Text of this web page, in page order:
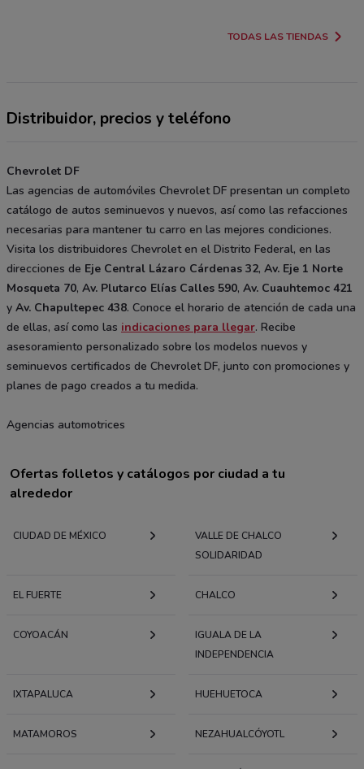
TODAS LAS TIENDAS
Distribuidor, precios y teléfono
Chevrolet DF
Las agencias de automóviles Chevrolet DF presentan un completo
catálogo de autos seminuevos y nuevos, así como las refacciones
necesarias para mantener tu carro en las mejores condiciones.
Visita los distribuidores Chevrolet en el Distrito Federal, en las
direcciones de Eje Central Lázaro Cárdenas 32, Av. Eje 1 Norte
Mosqueta 70, Av. Plutarco Elías Calles 590, Av. Cuauhtemoc 421
y Av. Chapultepec 438. Conoce el horario de atención de cada una
de ellas, así como las indicaciones para llegar. Recibe
asesoramiento personalizado sobre los modelos nuevos y
seminuevos certificados de Chevrolet DF, junto con promociones y
planes de pago creados a tu medida.
Agencias automotrices
Ofertas folletos y catálogos por ciudad a tu
alrededor
CIUDAD DE MÉXICO
VALLE DE CHALCO
SOLIDARIDAD
EL FUERTE CHALCO
COYOACÁN
IGUALA DE LA
INDEPENDENCIA
IXTAPALUCA HUEHUETOCA
MATAMOROS NEZAHUALCÓYOTL